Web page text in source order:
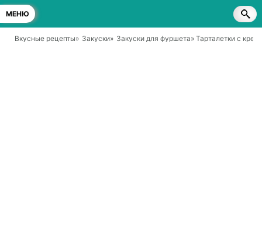
МЕНЮ
Вкусные рецепты» Закуски» Закуски для фуршета» Тарталетки с